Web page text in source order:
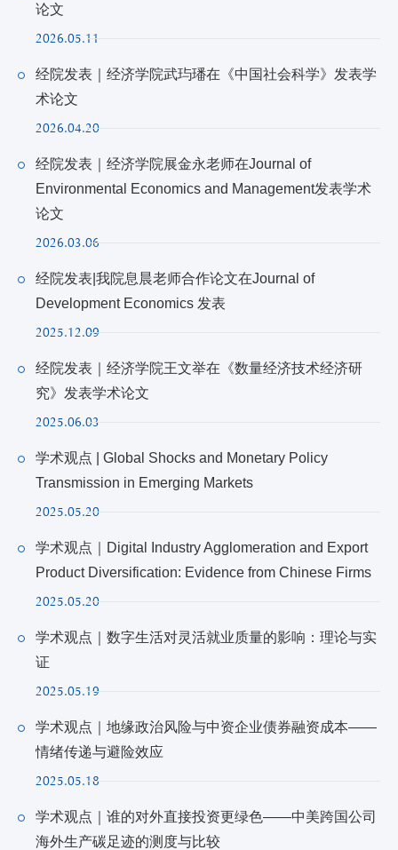
论文
2026.05.11
经院发表｜经济学院武玙璠在《中国社会科学》发表学
术论文
2026.04.20
经院发表｜经济学院展金永老师在Journal of
Environmental Economics and Management发表学术
论文
2026.03.06
经院发表|我院息晨老师合作论文在Journal of
Development Economics 发表
2025.12.09
经院发表｜经济学院王文举在《数量经济技术经济研
究》发表学术论文
2025.06.03
学术观点 | Global Shocks and Monetary Policy
Transmission in Emerging Markets
2025.05.20
学术观点｜Digital Industry Agglomeration and Export
Product Diversification: Evidence from Chinese Firms
2025.05.20
学术观点｜数字生活对灵活就业质量的影响：理论与实
证
2025.05.19
学术观点｜地缘政治风险与中资企业债券融资成本——
情绪传递与避险效应
2025.05.18
学术观点｜谁的对外直接投资更绿色——中美跨国公司
海外生产碳足迹的测度与比较